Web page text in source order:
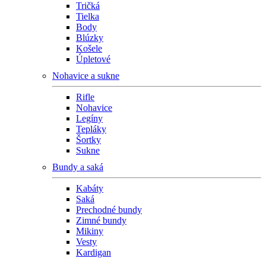
Tričká
Tielka
Body
Blúzky
Košele
Úpletové
Nohavice a sukne
Rifle
Nohavice
Legíny
Tepláky
Šortky
Sukne
Bundy a saká
Kabáty
Saká
Prechodné bundy
Zimné bundy
Mikiny
Vesty
Kardigan